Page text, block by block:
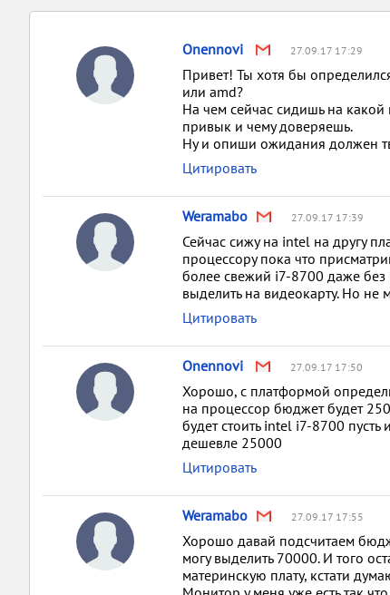
Onennovi 27.09.17 17:29
Привет! Ты хотя бы
или amd?
На чем сейчас сидишь на какой
привык и чему доверяешь.
Ну и опиши ожидания должен
Цитировать
Weramabo 27.09.17 17:39
Сейчас сижу на intel на другу
процессору пока что
более свежий i7-8700 даже
выделить на видеокарту. Но не
Цитировать
Onennovi 27.09.17 17:50
Хорошо, с платформой
на процессор бюджет будет
будет стоить intel i7-8700
дешевле 25000
Цитировать
Weramabo 27.09.17 17:55
Хорошо давай подсчитаем
могу выделить 70000. И того
материнскую плату, кстати